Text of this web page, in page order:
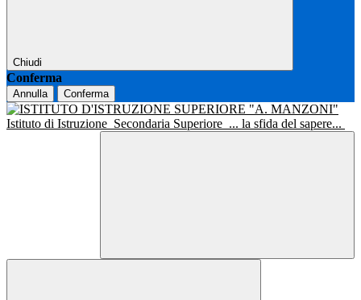
Chiudi
Conferma
Annulla Conferma
Istituto di Istruzione Secondaria Superiore ... la sfida del sapere...